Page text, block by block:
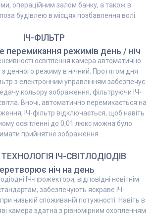
операційним залом банку, а також в
будівлею в місцях позбавлення волі.
ІЧ-ФІЛЬТР
перемикання режимів день / ніч
освітлення камера автоматично
денного режиму в нічний. Протягом дня
з електронним управлінням забезпечує
кольору зображення, фільтруючи ІЧ-
Вночі, автоматично перемикається на
ІЧ-фільтр відключається, щоб навіть
освітленні до 0,01 люкс можна було
прийнятне зображення.
ІЧ-СВІТЛОДІОДІВ
ніч на день
ІЧ-прожектори, відповідні новітнім
забезпечують яскраве ІЧ-
низькій споживаній потужності. Навіть в
камера здатна з рівномірним охопленням